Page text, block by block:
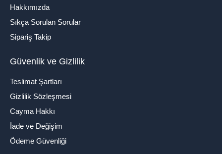
Hakkımızda
Sıkça Sorulan Sorular
Sipariş Takip
Güvenlik ve Gizlilik
Teslimat Şartları
Gizlilik Sözleşmesi
Cayma Hakkı
İade ve Değişim
Ödeme Güvenliği